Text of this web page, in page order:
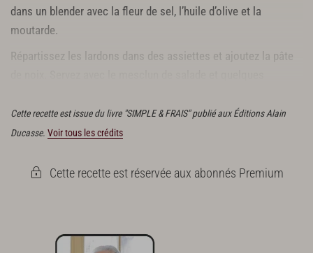
dans un blender avec la fleur de sel, l’huile d’olive et la
moutarde.
Répartissez les lardons dans des assiettes et ajoutez la pâte
Cette recette est issue du livre "SIMPLE & FRAIS" publié aux Éditions Alain
Ducasse. Voir tous les crédits
Cette recette est réservée aux abonnés Premium